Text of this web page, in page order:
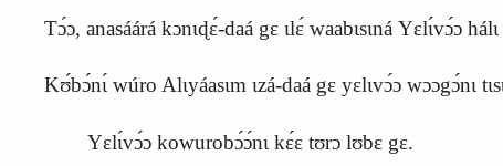
Tɔ́ɔ, anasáárá kɔnɩɖɛ́-daá gɛ ɩlɛ́ waabɩsɩná Yɛlɩ́vɔ́ɔ
Kʊ́bɔ́nɩ́ wúro Alɩyáasɩm ɩzá-daá gɛ yɛlɩvɔ́ɔ wɔɔgɔ́nɩ
Yɛlɩ́vɔ́ɔ kowurobɔ́ɔ́nɩ kɛ́ɛ tʊrɔ lʊbɛ gɛ.